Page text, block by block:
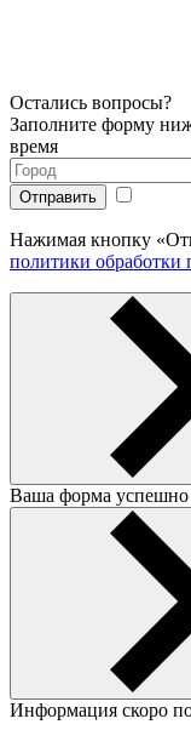
Остались вопросы?
Заполните форму
время
Нажимая кнопку
политики обработки
Ваша форма успешно
Информация скоро